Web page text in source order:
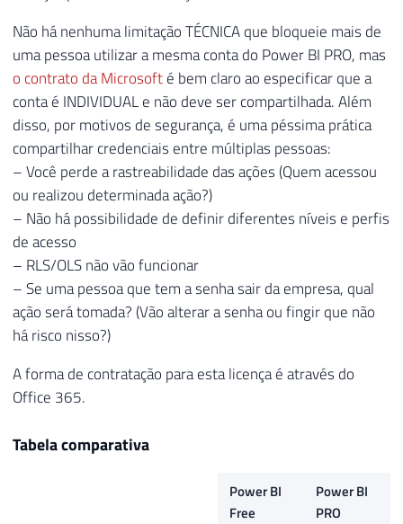
Não há nenhuma limitação TÉCNICA que bloqueie mais de
uma pessoa utilizar a mesma conta do Power BI PRO, mas
o contrato da Microsofté bem claro ao especificar que a
conta é INDIVIDUAL e não deve ser compartilhada. Além
disso, por motivos de segurança, é uma péssima prática
compartilhar credenciais entre múltiplas pessoas:
– Você perde a rastreabilidade das ações (Quem acessou
ou realizou determinada ação?)
– Não há possibilidade de definir diferentes níveis e perfis
de acesso
– RLS/OLS não vão funcionar
– Se uma pessoa que tem a senha sair da empresa, qual
ação será tomada? (Vão alterar a senha ou fingir que não
há risco nisso?)
A forma de contratação para esta licença é através do
Office 365.
Tabela comparativa
Power BI
Free
Power BI
PRO